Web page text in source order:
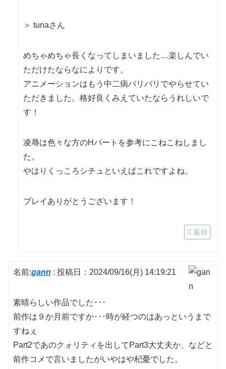
＞ tunaさん
めちゃめちゃ長くなってしまいました…楽しんでい
ただけたならなによりです。
アニメーションはもう中二病バリバリでやらせてい
ただきました。格好良くみえていたならうれしいで
す！
凌辱は色々な方のHパートを参考にこねこねしまし
た。
やはりくっころシチュといえばこれですよね。
プレイありがとうございます！
返信
名前:gann : 投稿日：2024/09/16(月) 14:19:21
素晴らしい作品でした･･･
前作は９か月前ですか･･･時が経つのはあっというまで
すねぇ
Part2であのクォリティを出してPart3大丈夫か、などと
前作コメで言いましたがいやはや杞憂でした。